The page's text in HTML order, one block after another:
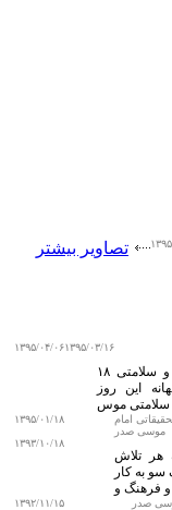
تصاویر بیشتر ۲۸
۱۳۹۵/۰۴/۰۶۱۳۹۵/۰۳/۱۶
۱۸ فروردین روزجهانی بهداشت و سلامتی
این روز
امام
موسی صدر
۱۳۹۵/۰۱/۱۸
۱۳۹۳/۱۰/۱۸
هر تلاش
سو به کار
صدر ۱۳۹۲/۱۱/۱۵